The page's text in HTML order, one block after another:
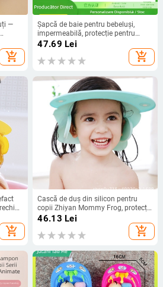
—
add_shopping_cart
Șapcă de baie pentru bebeluși,
impermeabilă, protecție pentru
urechi, reglabilă
47.69 Lei
add_shopping_cart
add_shopping_cart
Cască de duș din silicon pentru
copii Zhiyan Mommy Frog, protecție
și îngrijire a urechilor, șampon
pentru bebeluși, capac de șampon
pentru copii
46.13 Lei
add_shopping_cart